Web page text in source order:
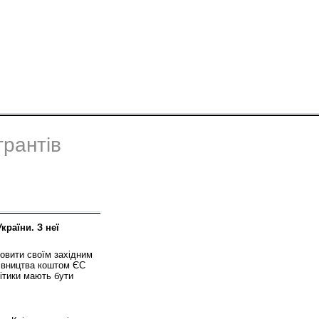
З неї
своїм західним
коштом ЄС
мають бути